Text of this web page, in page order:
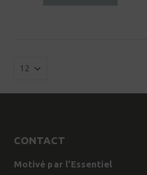
CONTACT
Motivé par l’Essentiel